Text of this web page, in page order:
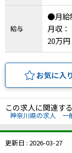
給与
●月給
月収：
20万円
お気に入
この求人に関連す
神奈川県の求人 一
更新日 : 2026-03-27